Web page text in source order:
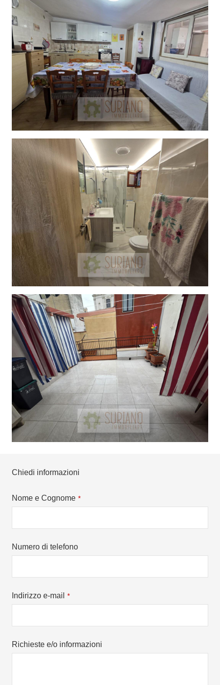
Chiedi informazioni
Nome e Cognome *
Numero di telefono
Indirizzo e-mail *
Richieste e/o informazioni